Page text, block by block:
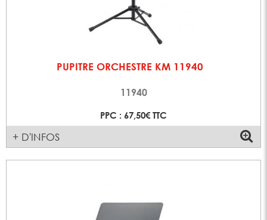
PUPITRE ORCHESTRE KM 11940
11940
PPC : 67,50€ TTC
+ D'INFOS